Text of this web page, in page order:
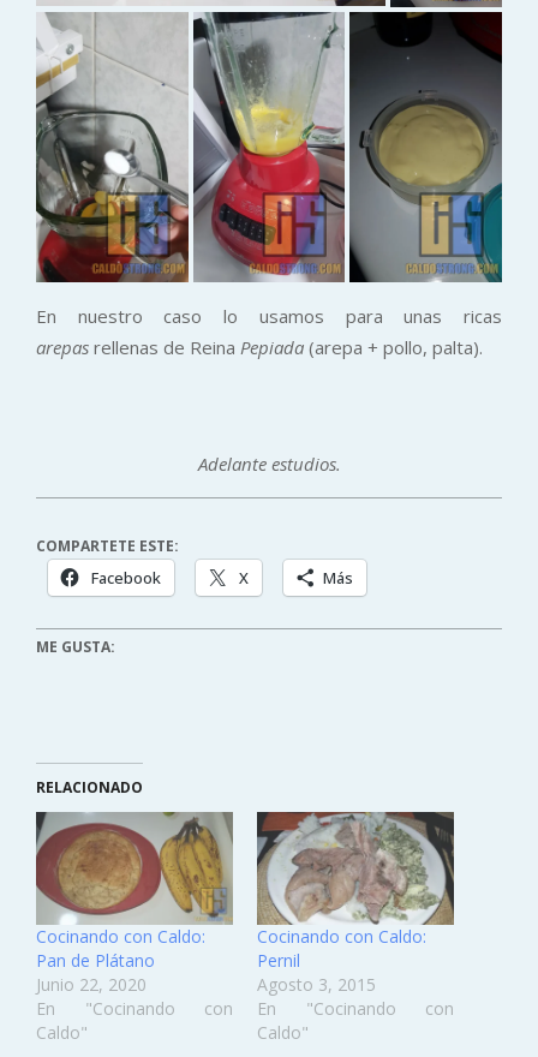
En nuestro caso lo usamos para unas ricas
arepas rellenas de Reina Pepiada (arepa + pollo, palta).
Adelante estudios.
COMPARTETE ESTE:
Facebook X Más
ME GUSTA:
RELACIONADO
Cocinando con Caldo:
Pan de Plátano
Junio 22, 2020
En "Cocinando con
Caldo"
Cocinando con Caldo:
Pernil
Agosto 3, 2015
En "Cocinando con
Caldo"